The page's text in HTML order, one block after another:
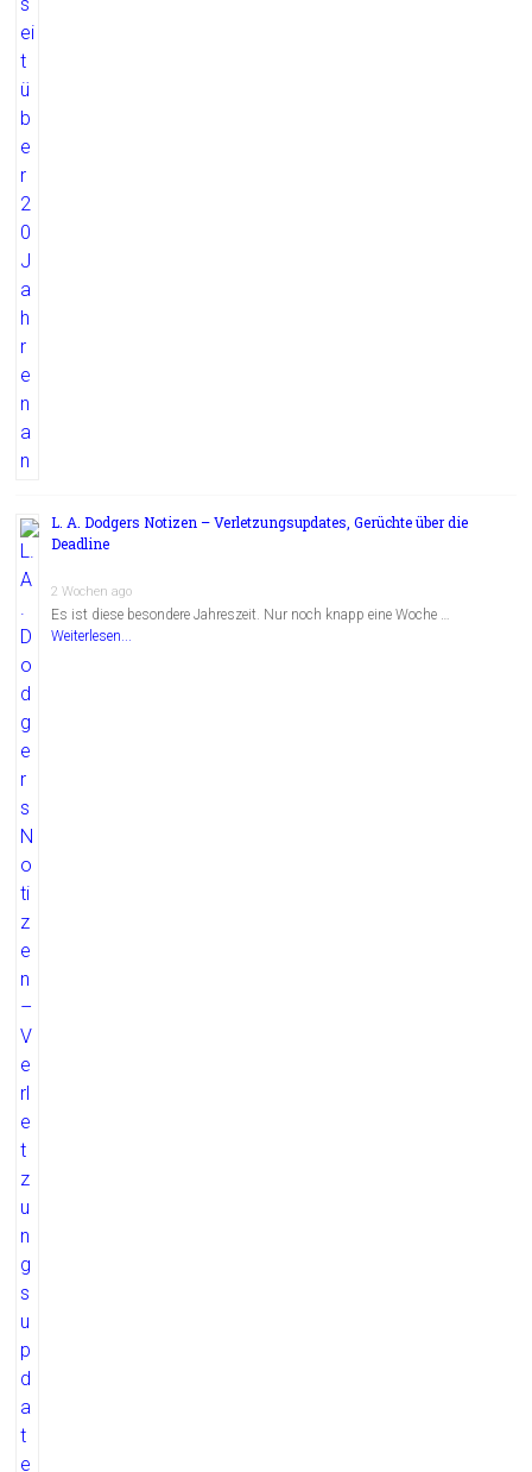
L. A. Dodgers Notizen – Verletzungsupdates, Gerüchte über die
Deadline
2 Wochen ago
Es ist diese besondere Jahreszeit. Nur noch knapp eine Woche …
Weiterlesen...